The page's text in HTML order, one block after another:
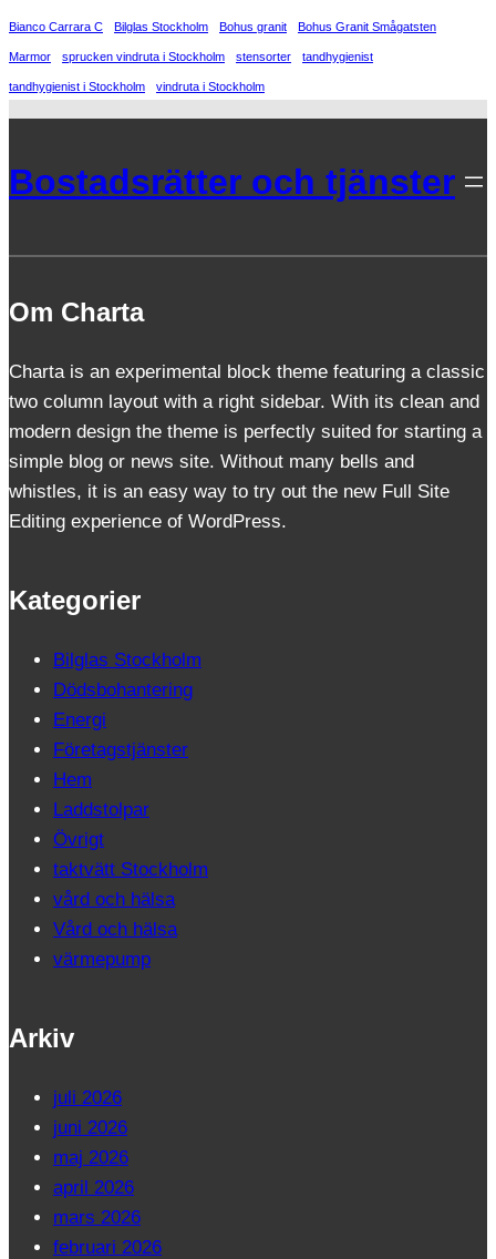
Bianco Carrara C Bilglas Stockholm Bohus granit Bohus Granit Smågatsten
Marmor sprucken vindruta i Stockholm stensorter tandhygienist
tandhygienist i Stockholm vindruta i Stockholm
Bostadsrätter och tjänster
Om Charta
Charta is an experimental block theme featuring a classic
two column layout with a right sidebar. With its clean and
modern design the theme is perfectly suited for starting a
simple blog or news site. Without many bells and
whistles, it is an easy way to try out the new Full Site
Editing experience of WordPress.
Kategorier
Bilglas Stockholm
Dödsbohantering
Energi
Företagstjänster
Hem
Laddstolpar
Övrigt
taktvätt Stockholm
vård och hälsa
Vård och hälsa
värmepump
Arkiv
juli 2026
juni 2026
maj 2026
april 2026
mars 2026
februari 2026